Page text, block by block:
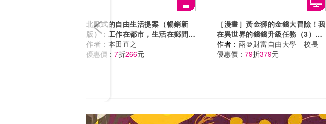
北歐式的自由生活提案（暢銷新
版）：工作在都市，生活在鄉間，
世界第一幸福國度的「減速日常」
作者： 本田直之
優惠價： 7折266元
［漫畫］黃金獅的金錢大冒險！我
在異世界的錢錢升級任務（3）龐
氏騙局？我才不上當：我在異世界
的錢錢升級任務，成為真正有錢人
作者： 兩＠財富自由大學 校長
優惠價： 79折379元